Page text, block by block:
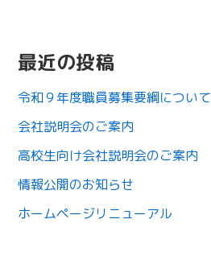
最近の投稿
令和９年度職員募集要綱について
会社説明会のご案内
高校生向け会社説明会のご案内
情報公開のお知らせ
ホームページリニューアル